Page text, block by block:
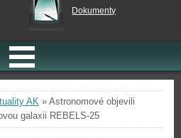
Dokumenty
AK » Astronomové objevili
galaxii REBELS-25